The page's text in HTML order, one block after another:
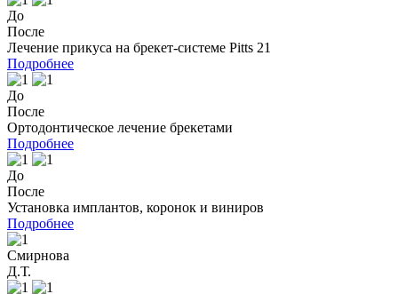
До
После
Лечение прикуса на брекет-системе Pitts 21
Подробнее
До
После
Ортодонтическое лечение брекетами
Подробнее
До
После
Установка имплантов, коронок и виниров
Подробнее
Смирнова
Д.Т.